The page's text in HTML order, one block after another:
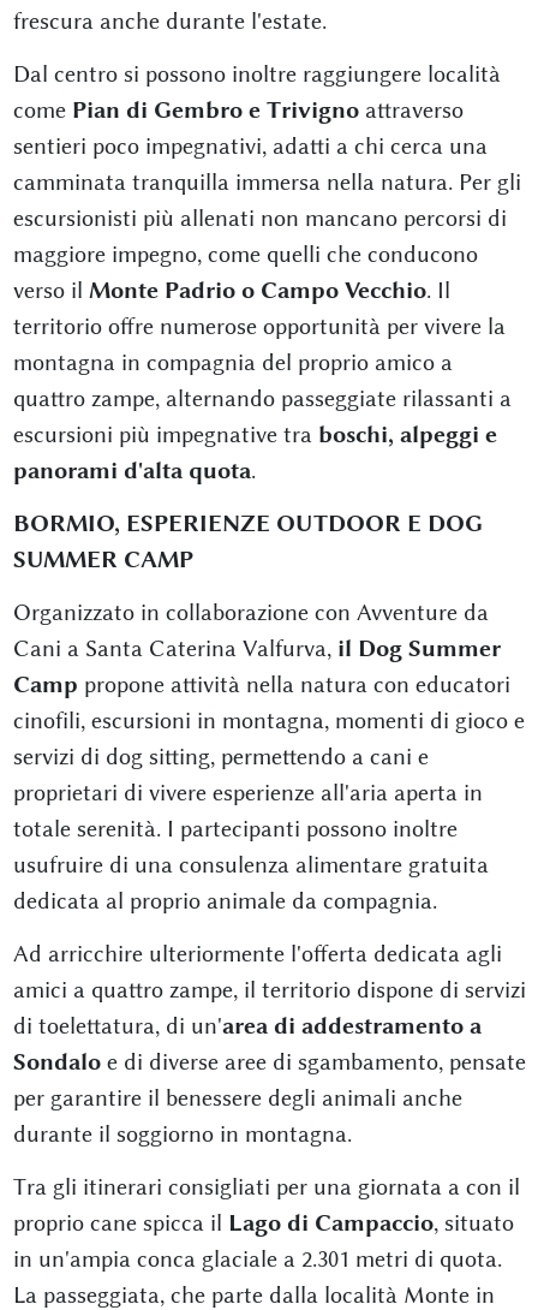
frescura anche durante l'estate.
Dal centro si possono inoltre raggiungere località
come Pian di Gembro e Trivignoattraverso
sentieri poco impegnativi, adatti a chi cerca una
camminata tranquilla immersa nella natura. Per gli
escursionisti più allenati non mancano percorsi di
maggiore impegno, come quelli che conducono
verso il Monte Padrio o Campo Vecchio. Il
territorio offre numerose opportunità per vivere la
montagna in compagnia del proprio amico a
quattro zampe, alternando passeggiate rilassanti a
escursioni più impegnative tra boschi, alpeggi e
panorami d'alta quota.
BORMIO, ESPERIENZE OUTDOOR E DOG
SUMMER CAMP
Organizzato in collaborazione con Avventure da
Cani a Santa Caterina Valfurva, il Dog Summer
Camp propone attività nella natura con educatori
cinofili, escursioni in montagna, momenti di gioco e
servizi di dog sitting, permettendo a cani e
proprietari di vivere esperienze all'aria aperta in
totale serenità. I partecipanti possono inoltre
usufruire di una consulenza alimentare gratuita
dedicata al proprio animale da compagnia.
Ad arricchire ulteriormente l'offerta dedicata agli
amici a quattro zampe, il territorio dispone di servizi
di toelettatura, di un'area di addestramento a
Sondaloe di diverse aree di sgambamento, pensate
per garantire il benessere degli animali anche
durante il soggiorno in montagna.
Tra gli itinerari consigliati per una giornata a con il
proprio cane spicca il Lago di Campaccio, situato
in un'ampia conca glaciale a 2.301 metri di quota.
La passeggiata, che parte dalla località Monte in